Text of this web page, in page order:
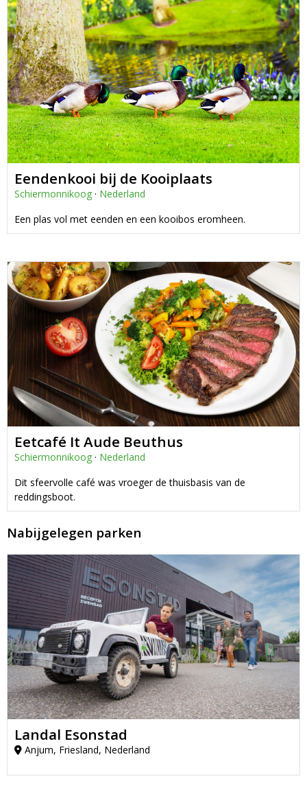
Eendenkooi bij de Kooiplaats
Schiermonnikoog · Nederland
Een plas vol met eenden en een kooibos eromheen.
Eetcafé It Aude Beuthus
Schiermonnikoog · Nederland
Dit sfeervolle café was vroeger de thuisbasis van de
reddingsboot.
Nabijgelegen parken
Landal Esonstad
Anjum, Friesland, Nederland